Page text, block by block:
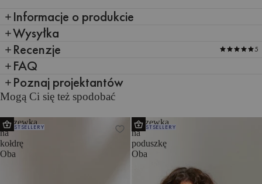
Informacje o produkcie
Wysyłka
Recenzje
5
FAQ
Poznaj projektantów
Mogą Ci się też spodobać
Poszewka
na
kołdrę
Oba
BESTSELLERY
Poszewka
na
poduszkę
Oba
BESTSELLERY